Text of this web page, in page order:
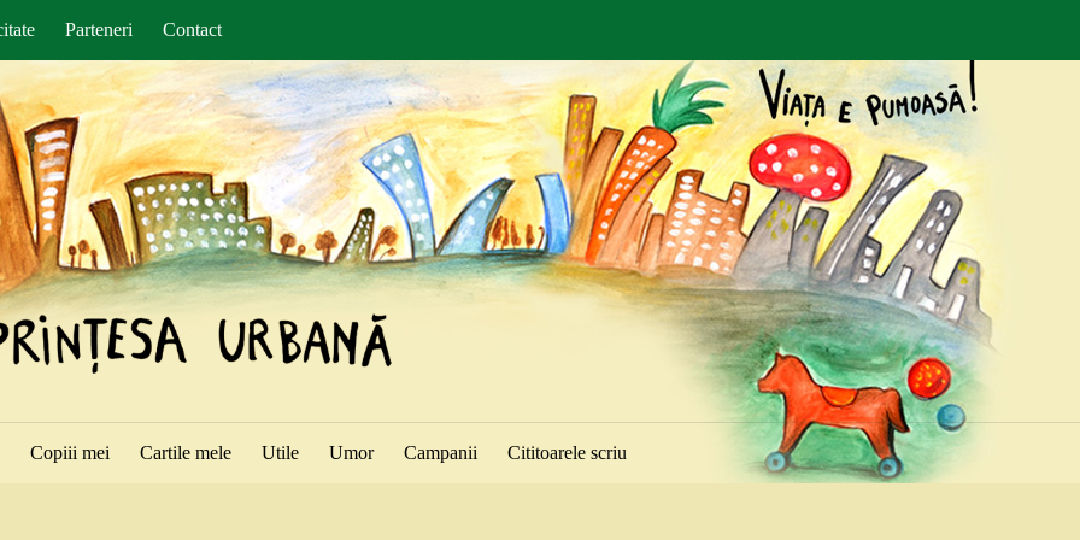
Parteneri Contact
Copiii mei Cartile mele Utile Umor Campanii Cititoarele scriu